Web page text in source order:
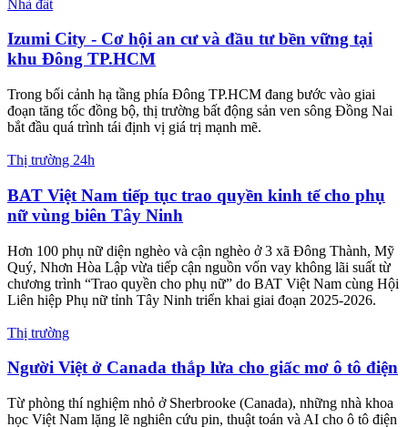
BAT Việt Nam tiếp sức phụ nữ
vùng biên giới phát triển sinh
kế
Tin cùng chuyên mục